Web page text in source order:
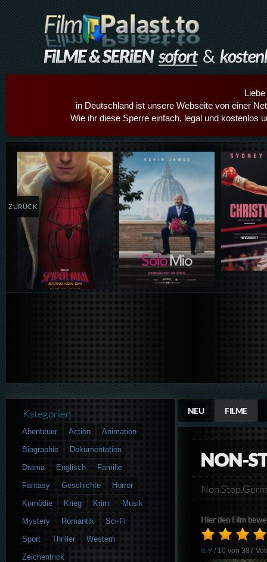
in Deutschland ist unsere Webseite von einer
Wie ihr diese Sperre einfach, legal und kostenlos
Details,Play Details,Play
ZURÜCK
NEU FILME
NON-
Hier den Film
8.9 / 10 von387
Kategorien
Abenteuer Action
Animation
Biographie
Dokumentation
Drama
Englisch
Familie
Fantasy
Geschichte
Horror
Komödie
Krieg Krimi
Musik
Mystery
Romantik
Sci-Fi
Sport
Thriller
Western
Zeichentrick